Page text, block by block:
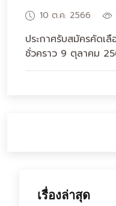
10 ต.ค. 2566
ประกาศรับสมัครคัดเ
ชั่วคราว 9 ตุลาคม
เรื่องล่าสุด